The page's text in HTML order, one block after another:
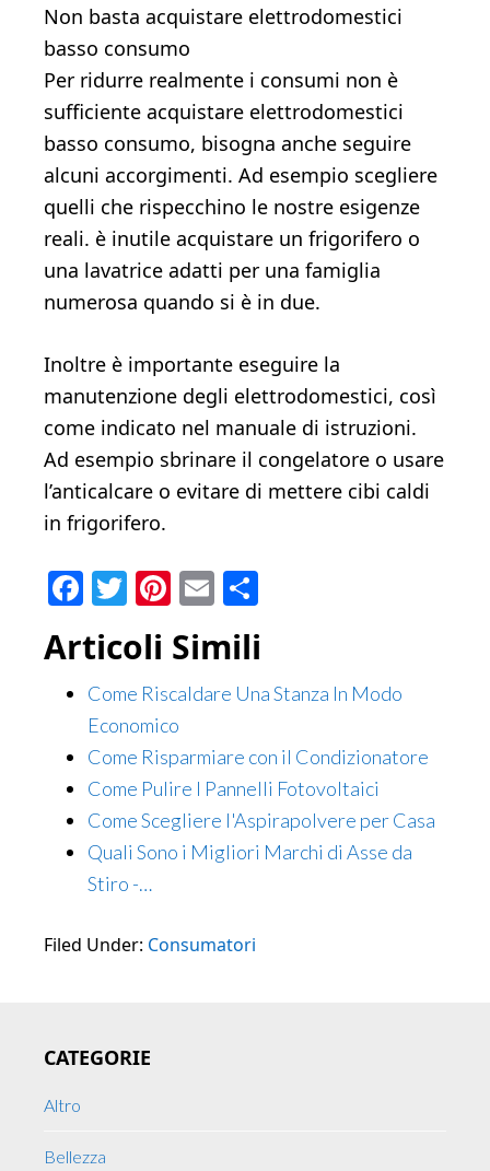
Non basta acquistare elettrodomestici
basso consumo
Per ridurre realmente i consumi non è
sufficiente acquistare elettrodomestici
basso consumo, bisogna anche seguire
alcuni accorgimenti. Ad esempio scegliere
quelli che rispecchino le nostre esigenze
reali. è inutile acquistare un frigorifero o
una lavatrice adatti per una famiglia
numerosa quando si è in due.
Inoltre è importante eseguire la
manutenzione degli elettrodomestici, così
come indicato nel manuale di istruzioni.
Ad esempio sbrinare il congelatore o usare
l’anticalcare o evitare di mettere cibi caldi
in frigorifero.
Facebook
Twitter
Pinterest
Email
Articoli Simili
Come Riscaldare Una Stanza In Modo
Economico
Come Risparmiare con il Condizionatore
Come Pulire I Pannelli Fotovoltaici
Come Scegliere l'Aspirapolvere per Casa
Quali Sono i Migliori Marchi di Asse da
Stiro -…
Filed Under: Consumatori
Sidebar
CATEGORIE
Altro
Bellezza